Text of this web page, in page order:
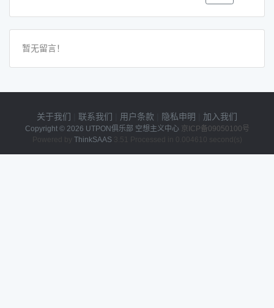
暂无留言！
关于我们 联系我们 用户条款 隐私申明 加入我们
Copyright © 2026 UTPON俱乐部 空想主义中心 京ICP备09050100号
Powered by ThinkSAAS3.51 Processed in 0.004610 second(s)